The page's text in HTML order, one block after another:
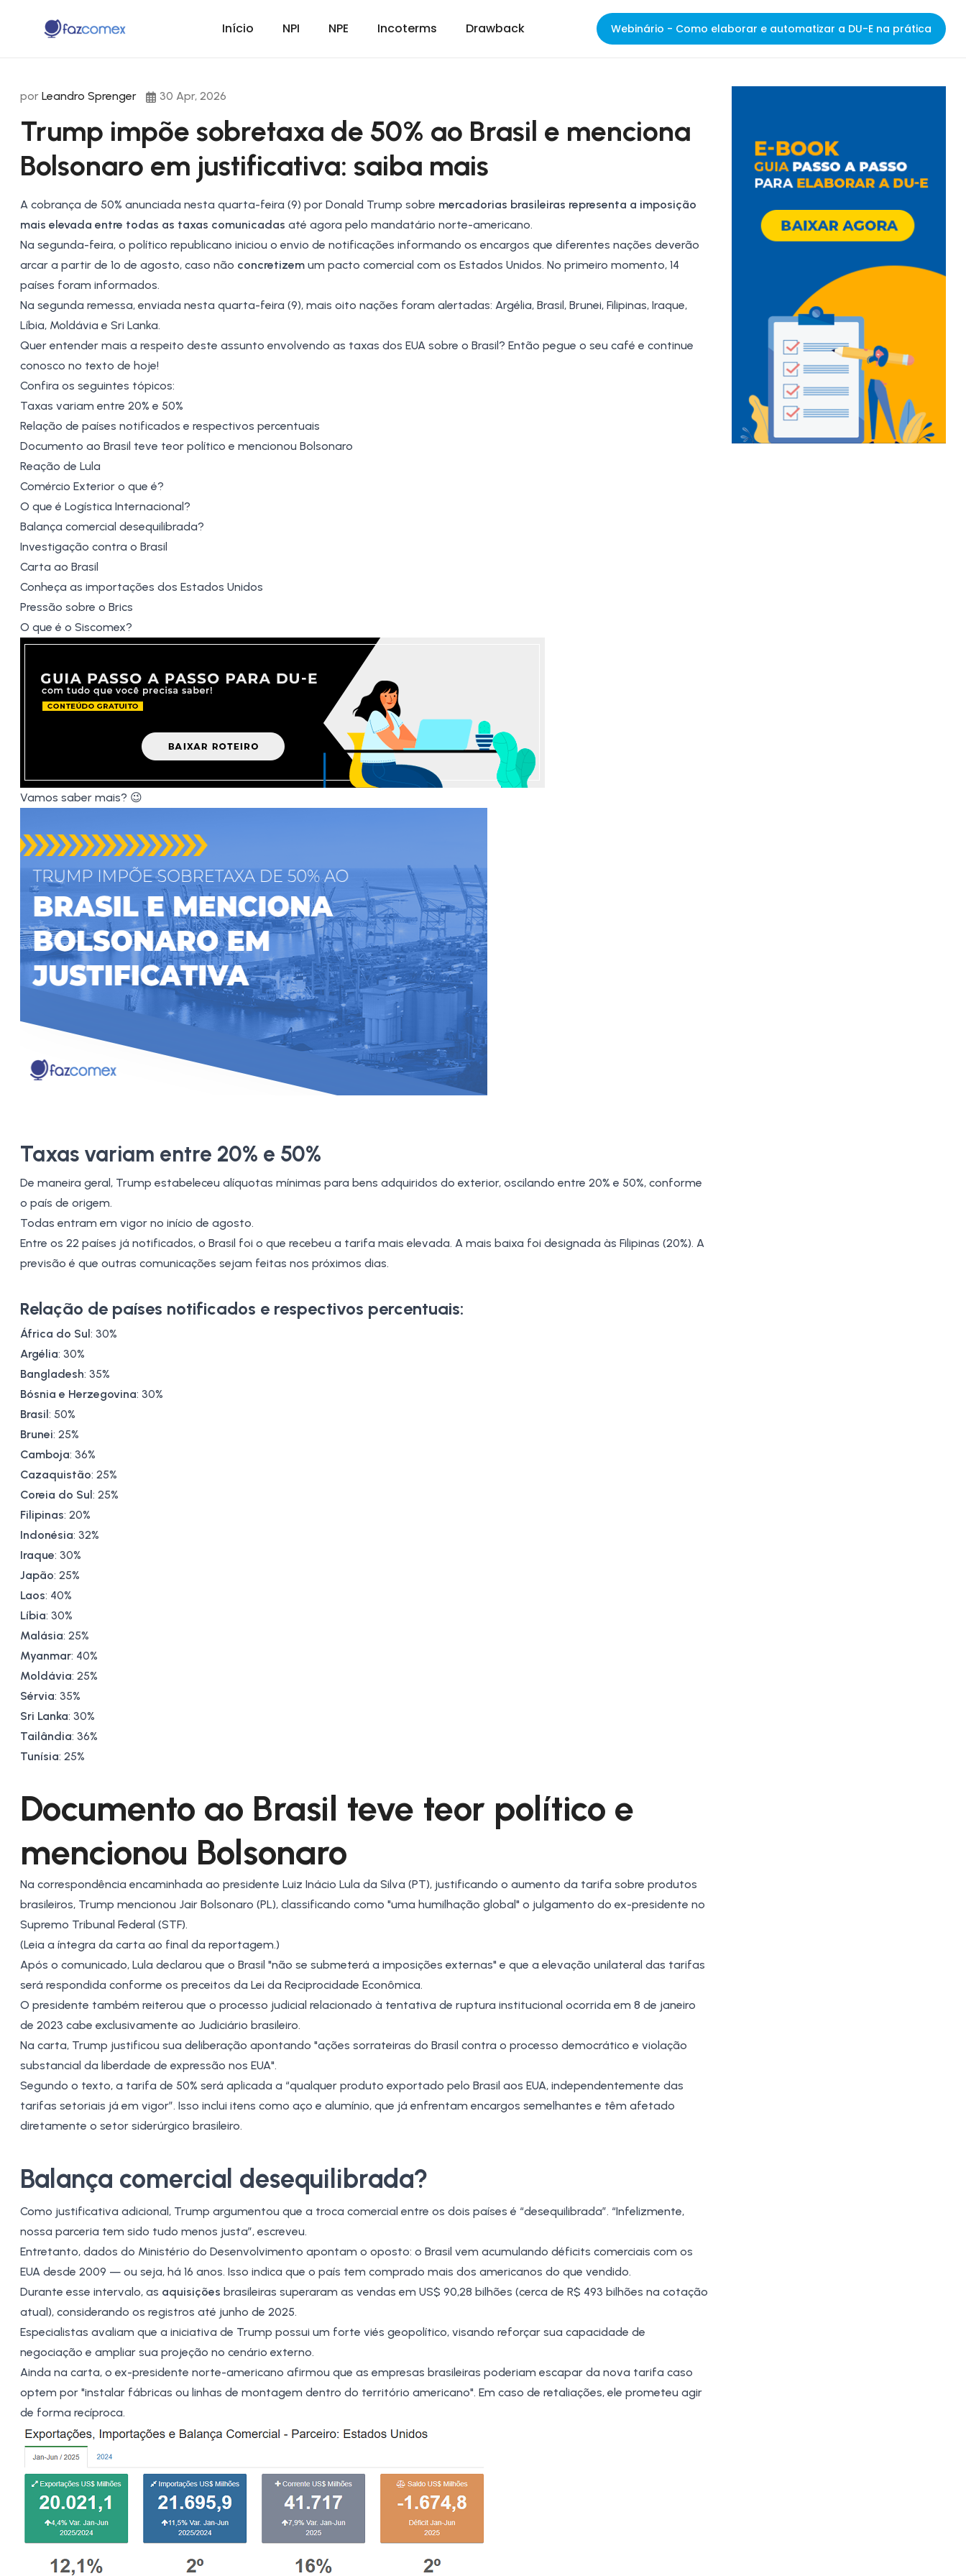
Início NPI NPE Incoterms Drawback Webinário - Como elaborar e automatizar a DU-E na prática
por Leandro Sprenger 30 Apr, 2026
Trump impõe sobretaxa de 50% ao Brasil e menciona
Bolsonaro em justificativa: saiba mais
A cobrança de 50% anunciada nesta quarta-feira (9) por Donald Trump sobre mercadorias brasileiras representa a imposição
mais elevada entre todas as taxas comunicadas até agora pelo mandatário norte-americano.
Na segunda-feira, o político republicano iniciou o envio de notificações informando os encargos que diferentes nações deverão
arcar a partir de 1º de agosto, caso não concretizem um pacto comercial com os Estados Unidos. No primeiro momento, 14
países foram informados.
Na segunda remessa, enviada nesta quarta-feira (9), mais oito nações foram alertadas: Argélia, Brasil, Brunei, Filipinas, Iraque,
Líbia, Moldávia e Sri Lanka.
Quer entender mais a respeito deste assunto envolvendo as taxas dos EUA sobre o Brasil? Então pegue o seu café e continue
conosco no texto de hoje!
Confira os seguintes tópicos:
Taxas variam entre 20% e 50%
Relação de países notificados e respectivos percentuais
Documento ao Brasil teve teor político e mencionou Bolsonaro
Reação de Lula
Comércio Exterior o que é?
O que é Logística Internacional?
Balança comercial desequilibrada?
Investigação contra o Brasil
Carta ao Brasil
Conheça as importações dos Estados Unidos
Pressão sobre o Brics
O que é o Siscomex?
Vamos saber mais? 😉
Taxas variam entre 20% e 50%
De maneira geral, Trump estabeleceu alíquotas mínimas para bens adquiridos do exterior, oscilando entre 20% e 50%, conforme
o país de origem.
Todas entram em vigor no início de agosto.
Entre os 22 países já notificados, o Brasil foi o que recebeu a tarifa mais elevada. A mais baixa foi designada às Filipinas (20%). A
previsão é que outras comunicações sejam feitas nos próximos dias.
Relação de países notificados e respectivos percentuais:
África do Sul: 30%
Argélia: 30%
Bangladesh: 35%
Bósnia e Herzegovina: 30%
Brasil: 50%
Brunei: 25%
Camboja: 36%
Cazaquistão: 25%
Coreia do Sul: 25%
Filipinas: 20%
Indonésia: 32%
Iraque: 30%
Japão: 25%
Laos: 40%
Líbia: 30%
Malásia: 25%
Myanmar: 40%
Moldávia: 25%
Sérvia: 35%
Sri Lanka: 30%
Tailândia: 36%
Tunísia: 25%
Documento ao Brasil teve teor político e
mencionou Bolsonaro
Na correspondência encaminhada ao presidente Luiz Inácio Lula da Silva (PT), justificando o aumento da tarifa sobre produtos
brasileiros, Trump mencionou Jair Bolsonaro (PL), classificando como "uma humilhação global" o julgamento do ex-presidente no
Supremo Tribunal Federal (STF).
(Leia a íntegra da carta ao final da reportagem.)
Após o comunicado, Lula declarou que o Brasil "não se submeterá a imposições externas" e que a elevação unilateral das tarifas
será respondida conforme os preceitos da Lei da Reciprocidade Econômica.
O presidente também reiterou que o processo judicial relacionado à tentativa de ruptura institucional ocorrida em 8 de janeiro
de 2023 cabe exclusivamente ao Judiciário brasileiro.
Na carta, Trump justificou sua deliberação apontando "ações sorrateiras do Brasil contra o processo democrático e violação
substancial da liberdade de expressão nos EUA".
Segundo o texto, a tarifa de 50% será aplicada a “qualquer produto exportado pelo Brasil aos EUA, independentemente das
tarifas setoriais já em vigor”. Isso inclui itens como aço e alumínio, que já enfrentam encargos semelhantes e têm afetado
diretamente o setor siderúrgico brasileiro.
Balança comercial desequilibrada?
Como justificativa adicional, Trump argumentou que a troca comercial entre os dois países é “desequilibrada”. “Infelizmente,
nossa parceria tem sido tudo menos justa”, escreveu.
Entretanto, dados do Ministério do Desenvolvimento apontam o oposto: o Brasil vem acumulando déficits comerciais com os
EUA desde 2009 — ou seja, há 16 anos. Isso indica que o país tem comprado mais dos americanos do que vendido.
Durante esse intervalo, as aquisições brasileiras superaram as vendas em US$ 90,28 bilhões (cerca de R$ 493 bilhões na cotação
atual), considerando os registros até junho de 2025.
Especialistas avaliam que a iniciativa de Trump possui um forte viés geopolítico, visando reforçar sua capacidade de
negociação e ampliar sua projeção no cenário externo.
Ainda na carta, o ex-presidente norte-americano afirmou que as empresas brasileiras poderiam escapar da nova tarifa caso
optem por "instalar fábricas ou linhas de montagem dentro do território americano". Em caso de retaliações, ele prometeu agir
de forma recíproca.